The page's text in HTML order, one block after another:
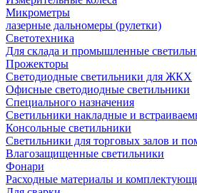
Микрометры
лазерные дальномеры (рулетки)
Светотехника
Для склада и промышленные
Прожекторы
Светодиодные светильники для ЖКХ
Офисные светодиодные светильники
Специального назначения
Светильники накладные и
Консольные светильники
Светильники для торговых залов и
Влагозащищенные светильники
Фонари
Расходные материалы и